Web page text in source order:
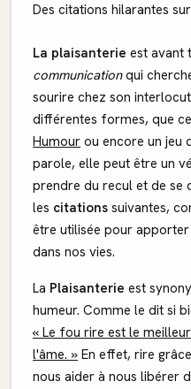
Des citations hilarantes
La plaisanterie est avant
communicationqui
sourire chez son
différentes formes, que
Humour ou encore un jeu
parole, elle peut être un
prendre du recul et de se
les citations suivantes,
être utilisée pour
dans nos vies.
La Plaisanterie est
humeur. Comme le dit si
« Le fou rire est le
l'âme. » En effet, rire
nous aider à nous libérer